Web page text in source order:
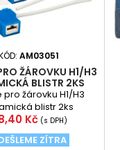
AM03051
ŽÁROVKU H1/H3
BLISTR 2KS
AM03051
žárovku H1/H3
blistr 2ks
Kč (s DPH)
ZÍTRA